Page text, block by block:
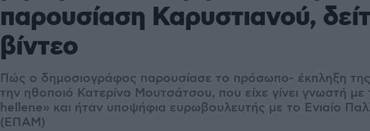
παρουσίαση Καρυστιανού,
βίντεο
Πώς ο δημοσιογράφος παρουσίασε το πρόσωπο- έκπληξη
την ηθοποιό Κατερίνα Μουτσάτσου, που είχε γίνει γνωστή με
hellene» και ήταν υποψήφια ευρωβουλευτής με το Ενιαίο
(ΕΠΑΜ)